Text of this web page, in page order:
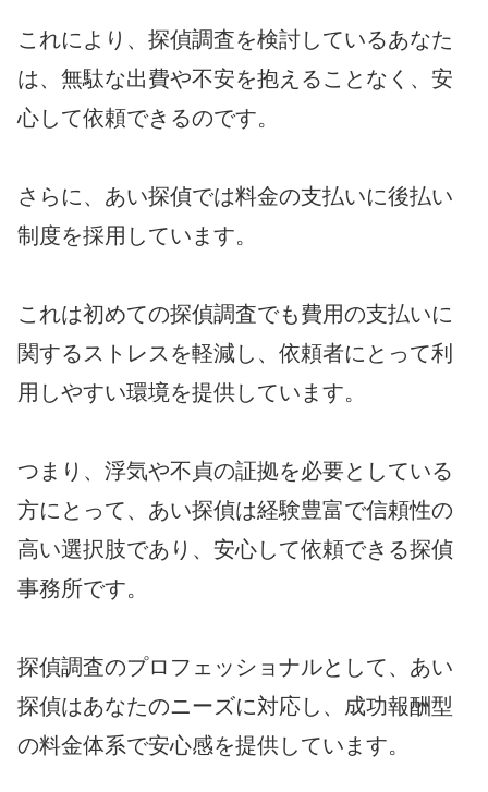
これにより、探偵調査を検討しているあなた
は、無駄な出費や不安を抱えることなく、安
心して依頼できるのです。
さらに、あい探偵では料金の支払いに後払い
制度を採用しています。
これは初めての探偵調査でも費用の支払いに
関するストレスを軽減し、依頼者にとって利
用しやすい環境を提供しています。
つまり、浮気や不貞の証拠を必要としている
方にとって、あい探偵は経験豊富で信頼性の
高い選択肢であり、安心して依頼できる探偵
事務所です。
探偵調査のプロフェッショナルとして、あい
探偵はあなたのニーズに対応し、成功報酬型
の料金体系で安心感を提供しています。